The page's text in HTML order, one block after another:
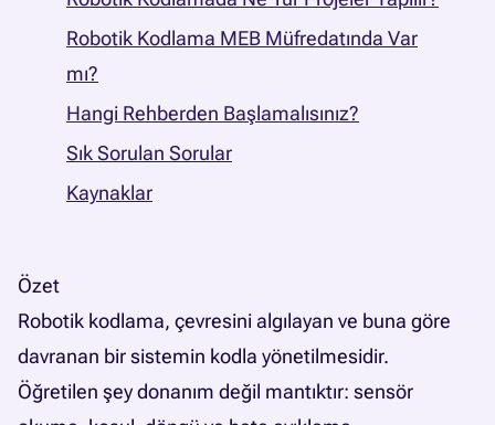
Robotik Kodlama MEB Müfredatında Var
mı?
Hangi Rehberden Başlamalısınız?
Sık Sorulan Sorular
Kaynaklar
Özet
Robotik kodlama, çevresini algılayan ve buna göre
davranan bir sistemin kodla yönetilmesidir.
Öğretilen şey donanım değil mantıktır: sensör